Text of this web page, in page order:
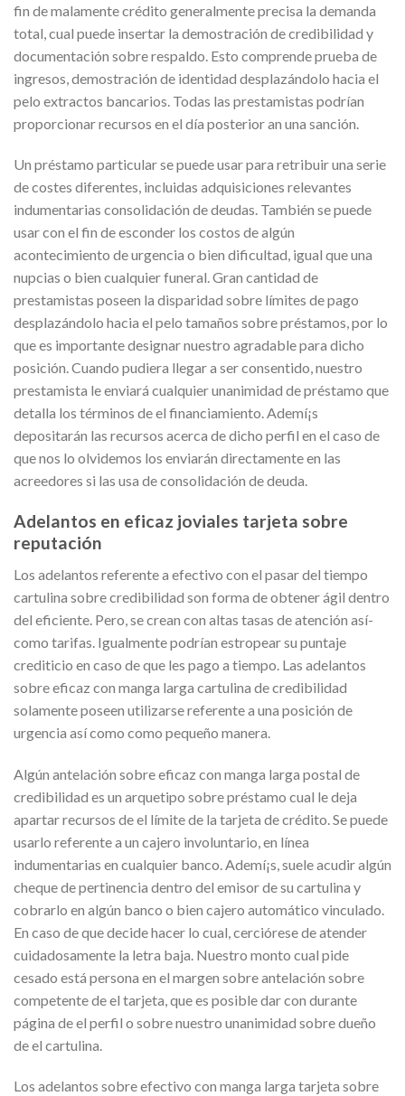
fin de malamente crédito generalmente precisa la demanda
total, cual puede insertar la demostración de credibilidad y
documentación sobre respaldo. Esto comprende prueba de
ingresos, demostración de identidad desplazándolo hacia el
pelo extractos bancarios. Todas las prestamistas podrían
proporcionar recursos en el día posterior an una sanción.
Un préstamo particular se puede usar para retribuir una serie
de costes diferentes, incluidas adquisiciones relevantes
indumentarias consolidación de deudas. También se puede
usar con el fin de esconder los costos de algún
acontecimiento de urgencia o bien dificultad, igual que una
nupcias o bien cualquier funeral. Gran cantidad de
prestamistas poseen la disparidad sobre límites de pago
desplazándolo hacia el pelo tamaños sobre préstamos, por lo
que es importante designar nuestro agradable para dicho
posición. Cuando pudiera llegar a ser consentido, nuestro
prestamista le enviará cualquier unanimidad de préstamo que
detalla los términos de el financiamiento. Ademí¡s
depositarán las recursos acerca de dicho perfil en el caso de
que nos lo olvidemos los enviarán directamente en las
acreedores si las usa de consolidación de deuda.
Adelantos en eficaz joviales tarjeta sobre
reputación
Los adelantos referente a efectivo con el pasar del tiempo
cartulina sobre credibilidad son forma de obtener ágil dentro
del eficiente. Pero, se crean con altas tasas de atención así­
como tarifas. Igualmente podrían estropear su puntaje
crediticio en caso de que les pago a tiempo. Las adelantos
sobre eficaz con manga larga cartulina de credibilidad
solamente poseen utilizarse referente a una posición de
urgencia así­ como como pequeño manera.
Algún antelación sobre eficaz con manga larga postal de
credibilidad es un arquetipo sobre préstamo cual le deja
apartar recursos de el límite de la tarjeta de crédito. Se puede
usarlo referente a un cajero involuntario, en línea
indumentarias en cualquier banco. Ademí¡s, suele acudir algún
cheque de pertinencia dentro del emisor de su cartulina y
cobrarlo en algún banco o bien cajero automático vinculado.
En caso de que decide hacer lo cual, cerciórese de atender
cuidadosamente la letra baja. Nuestro monto cual pide
cesado está persona en el margen sobre antelación sobre
competente de el tarjeta, que es posible dar con durante
página de el perfil o sobre nuestro unanimidad sobre dueño
de el cartulina.
Los adelantos sobre efectivo con manga larga tarjeta sobre